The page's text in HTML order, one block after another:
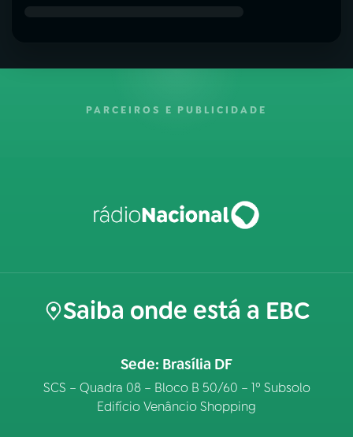
PARCEIROS E PUBLICIDADE
Saiba onde está a EBC
Sede: Brasília DF
SCS – Quadra 08 – Bloco B 50/60 – 1º Subsolo
Edifício Venâncio Shopping